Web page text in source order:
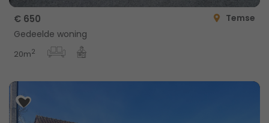
€ 650
Temse
Gedeelde woning
20m2